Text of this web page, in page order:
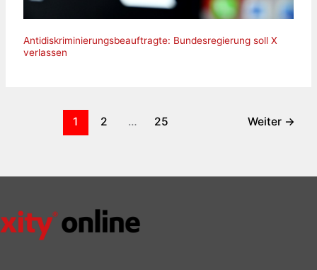
Antidiskriminierungsbeauftragte: Bundesregierung soll X
verlassen
1 2 … 25 Weiter →